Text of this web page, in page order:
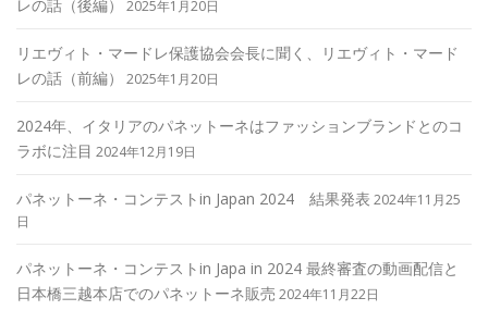
レの話（後編）
2025年1月20日
リエヴィト・マードレ保護協会会長に聞く、リエヴィト・マード
レの話（前編）
2025年1月20日
2024年、イタリアのパネットーネはファッションブランドとのコ
ラボに注目 2024年12月19日
パネットーネ・コンテストin Japan 2024 結果発表 2024年11月25
日
パネットーネ・コンテストin Japa in 2024 最終審査の動画配信と
日本橋三越本店でのパネットーネ販売 2024年11月22日